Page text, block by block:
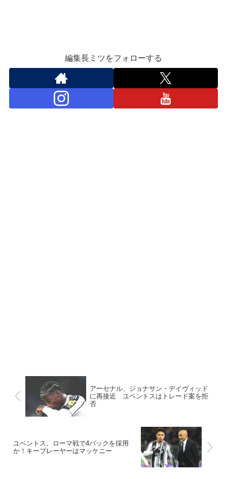
編集長ミツをフォローする
アーセナル、ジョナサン・デイヴィッド
に再接近 ユベントスはトレード案を拒
否
ユベントス、ローマ戦で4バックを採用
か！キープレーヤーはマッケニー